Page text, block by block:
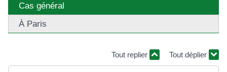
Cas général
À Paris
Tout replier Tout déplier